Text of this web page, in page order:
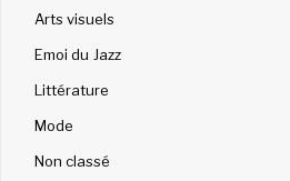
Arts visuels
Emoi du Jazz
Littérature
Mode
Non classé